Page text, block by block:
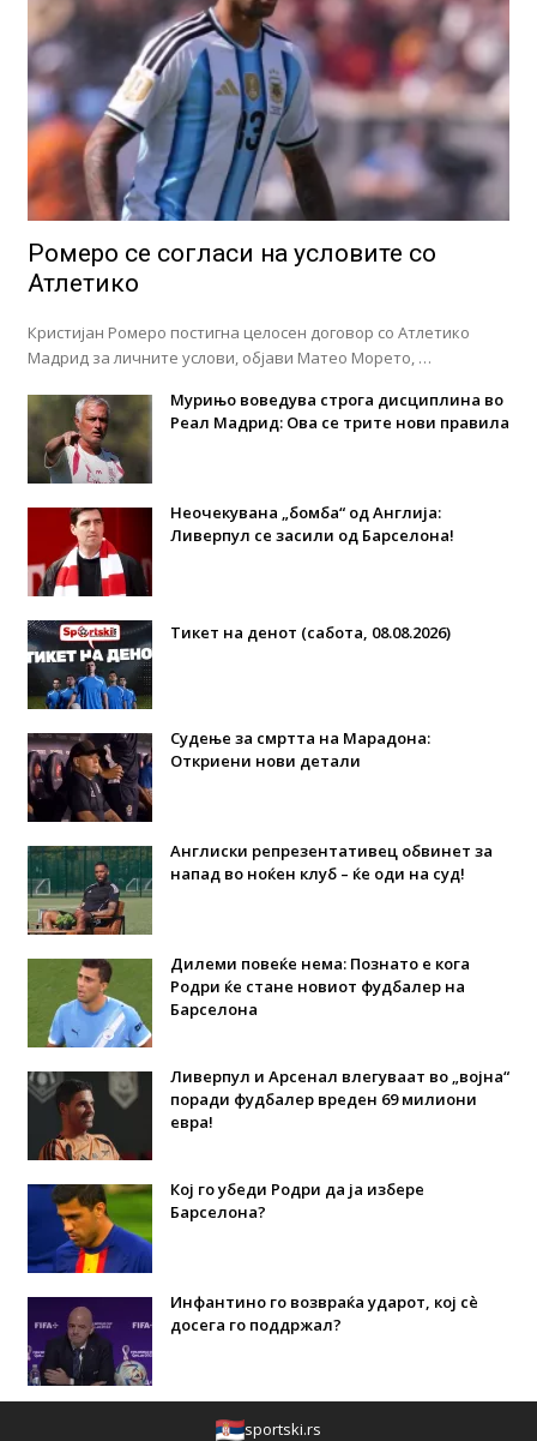
Ромеро се согласи на условите со
Атлетико
Кристијан Ромеро постигна целосен договор со Атлетико
Мадрид за личните услови, објави Матео Морето, …
Мурињо воведува строга дисциплина во
Реал Мадрид: Ова се трите нови правила
Неочекувана „бомба“ од Англија:
Ливерпул се засили од Барселона!
Тикет на денот (сабота, 08.08.2026)
Судење за смртта на Марадона:
Откриени нови детали
Англиски репрезентативец обвинет за
напад во ноќен клуб – ќе оди на суд!
Дилеми повеќе нема: Познато е кога
Родри ќе стане новиот фудбалер на
Барселона
Ливерпул и Арсенал влегуваат во „војна“
поради фудбалер вреден 69 милиони
евра!
Кој го убеди Родри да ја избере
Барселона?
Инфантино го возвраќа ударот, кој сè
досега го поддржал?
sportski.rs